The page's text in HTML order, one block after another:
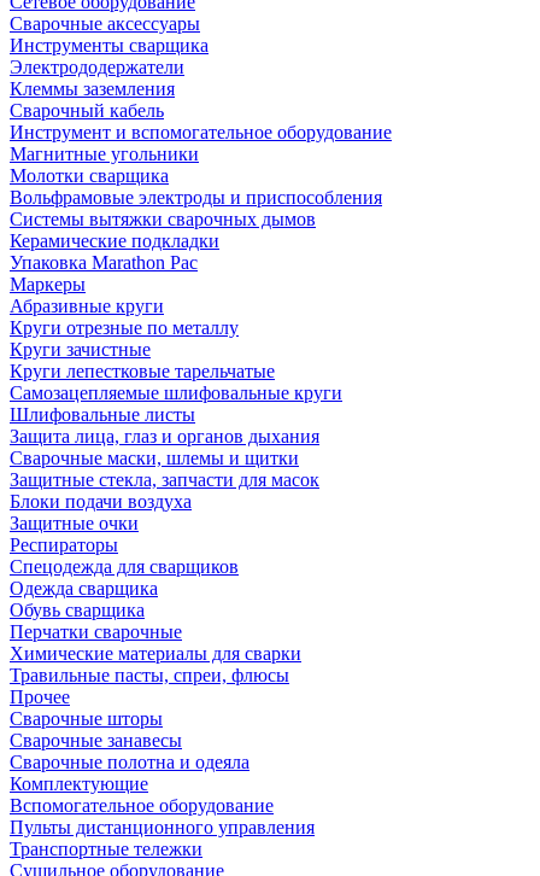
Сварочные аксессуары
Инструменты сварщика
Электрододержатели
Клеммы заземления
Сварочный кабель
Инструмент и вспомогательное оборудование
Магнитные угольники
Молотки сварщика
Вольфрамовые электроды и приспособления
Системы вытяжки сварочных дымов
Керамические подкладки
Упаковка Marathon Pac
Маркеры
Абразивные круги
Круги отрезные по металлу
Круги зачистные
Круги лепестковые тарельчатые
Самозацепляемые шлифовальные круги
Шлифовальные листы
Защита лица, глаз и органов дыхания
Сварочные маски, шлемы и щитки
Защитные стекла, запчасти для масок
Блоки подачи воздуха
Защитные очки
Респираторы
Спецодежда для сварщиков
Одежда сварщика
Обувь сварщика
Перчатки сварочные
Химические материалы для сварки
Травильные пасты, спреи, флюсы
Прочее
Сварочные шторы
Сварочные занавесы
Сварочные полотна и одеяла
Комплектующие
Вспомогательное оборудование
Пульты дистанционного управления
Транспортные тележки
Сушильное оборудование